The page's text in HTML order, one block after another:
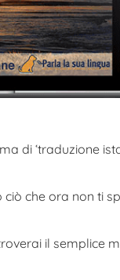
di ‘traduzione
che ora non ti
il semplice